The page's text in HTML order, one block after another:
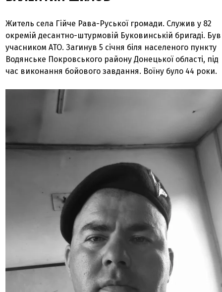
Житель села Гійче Рава-Руської громади. Служив у 82
окремій десантно-штурмовій Буковинській бригаді. Був
учасником АТО. Загинув 5 січня біля населеного пункту
Водянське Покровського району Донецької області, під
час виконання бойового завдання. Воїну було 44 роки.